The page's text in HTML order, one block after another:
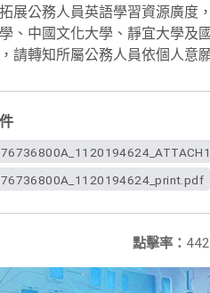
展公務人員英語學習資源廣度
、中國文化大學、靜宜大學及
請轉知所屬公務人員依個人意
點擊率： 442